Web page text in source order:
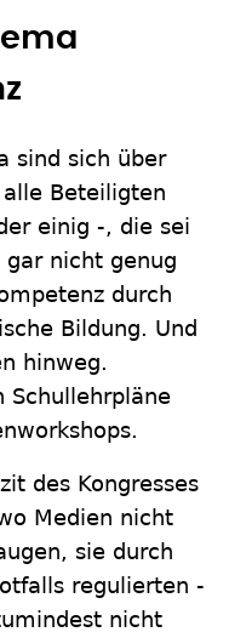
sind sich über
Beteiligten
einig -, die sei
nicht genug
durch
Bildung. Und
hinweg.
Schullehrpläne
des Kongresses
Medien nicht
sie durch
regulierten -
nicht